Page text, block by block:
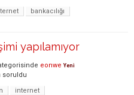
bankacılığı
yapılamıyor
eonwe Yeni
soruldu
internet